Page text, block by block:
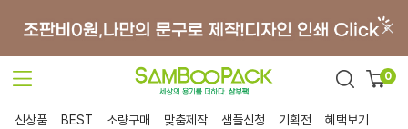
0
신상품 BEST 소량구매 맞춤제작 샘플신청 기획전 혜택보기